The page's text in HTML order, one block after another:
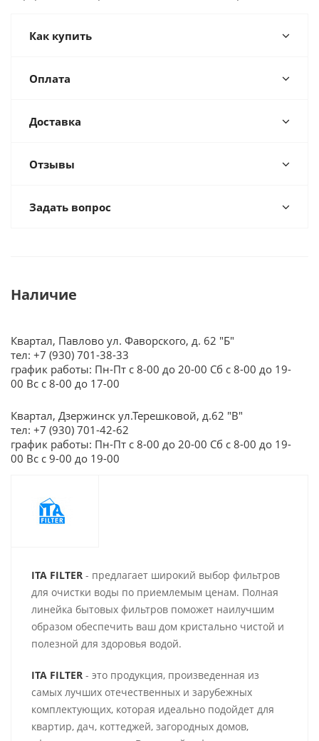
Как купить
Оплата
Доставка
Отзывы
Задать вопрос
Наличие
Квартал, Павлово ул. Фаворского, д. 62 "Б"
тел: +7 (930) 701-38-33
график работы: Пн-Пт с 8-00 до 20-00 Сб с 8-00 до 19-
00 Вс с 8-00 до 17-00
Квартал, Дзержинск ул.Терешковой, д.62 "В"
тел: +7 (930) 701-42-62
график работы: Пн-Пт с 8-00 до 20-00 Сб с 8-00 до 19-
00 Вс с 9-00 до 19-00
ITA FILTER - предлагает широкий выбор фильтров
для очистки воды по приемлемым ценам. Полная
линейка бытовых фильтров поможет наилучшим
образом обеспечить ваш дом кристально чистой и
полезной для здоровья водой.
ITA FILTER - это продукция, произведенная из
самых лучших отечественных и зарубежных
комплектующих, которая идеально подойдет для
квартир, дач, коттеджей, загородных домов,